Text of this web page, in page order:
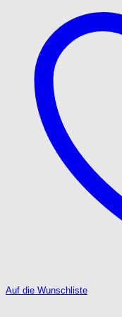
Auf die Wunschliste